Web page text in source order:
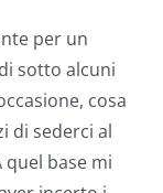
per un
sotto alcuni
cosa
di sederci al
base mi